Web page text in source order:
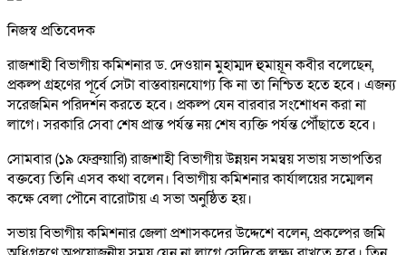
নিজস্ব প্রতিবেদক
রাজশাহী বিভাগীয় কমিশনার ড. দেওয়ান মুহাম্মদ হুমায়ূন কবীর বলেছেন,
প্রকল্প গ্রহণের পূর্বে সেটা বাস্তবায়নযোগ্য কি না তা নিশ্চিত হতে হবে। এজন্য
সরেজমিন পরিদর্শন করতে হবে। প্রকল্প যেন বারবার সংশোধন করা না
লাগে। সরকারি সেবা শেষ প্রান্ত পর্যন্ত নয় শেষ ব্যক্তি পর্যন্ত পৌঁছাতে হবে।
সোমবার (১৯ ফেব্রুয়ারি) রাজশাহী বিভাগীয় উন্নয়ন সমন্বয় সভায় সভাপতির
বক্তব্যে তিনি এসব কথা বলেন। বিভাগীয় কমিশনার কার্যালয়ের সম্মেলন
কক্ষে বেলা পৌনে বারোটায় এ সভা অনুষ্ঠিত হয়।
সভায় বিভাগীয় কমিশনার জেলা প্রশাসকদের উদ্দেশে বলেন, প্রকল্পের জমি